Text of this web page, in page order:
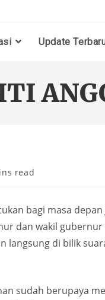
Update
read
bagi masa
dan wakil gubernur
langsung di bilik
sudah berupaya